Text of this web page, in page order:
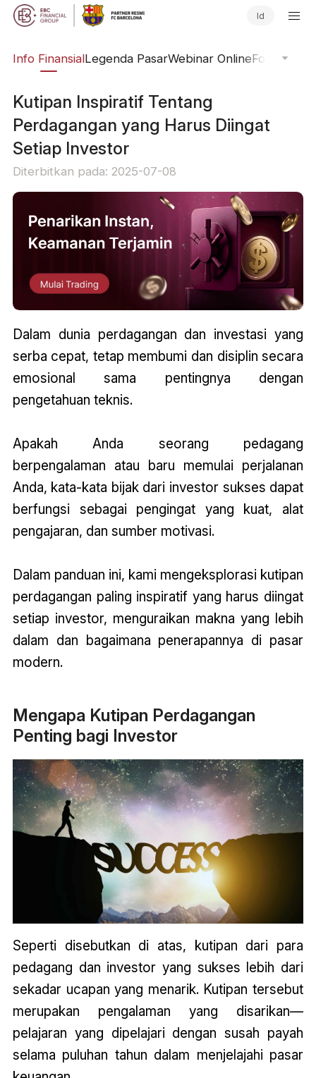
Id
Info FinansialLegenda PasarWebinar OnlineFokus
Kutipan Inspiratif Tentang
Perdagangan yang Harus Diingat
Setiap Investor
Diterbitkan pada: 2025-07-08
Dalam dunia perdagangan dan investasi yang
serba cepat, tetap membumi dan disiplin secara
emosional sama pentingnya dengan
pengetahuan teknis.
Apakah Anda seorang pedagang
berpengalaman atau baru memulai perjalanan
Anda, kata-kata bijak dari investor sukses dapat
berfungsi sebagai pengingat yang kuat, alat
pengajaran, dan sumber motivasi.
Dalam panduan ini, kami mengeksplorasi kutipan
perdagangan paling inspiratif yang harus diingat
setiap investor, menguraikan makna yang lebih
dalam dan bagaimana penerapannya di pasar
modern.
Mengapa Kutipan Perdagangan
Penting bagi Investor
Seperti disebutkan di atas, kutipan dari para
pedagang dan investor yang sukses lebih dari
sekadar ucapan yang menarik. Kutipan tersebut
merupakan pengalaman yang disarikan—
pelajaran yang dipelajari dengan susah payah
selama puluhan tahun dalam menjelajahi pasar